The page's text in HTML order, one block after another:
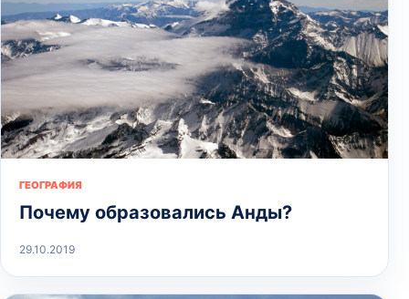
ГЕОГРАФИЯ
Почему образовались Анды?
29.10.2019